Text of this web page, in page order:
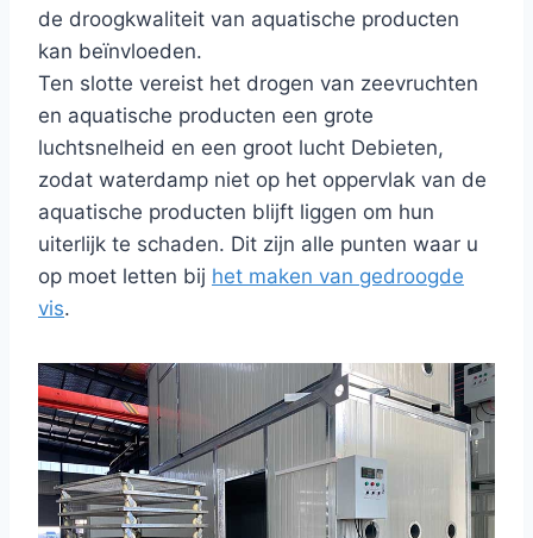
de droogkwaliteit van aquatische producten
kan beïnvloeden.
Ten slotte vereist het drogen van zeevruchten
en aquatische producten een grote
luchtsnelheid en een groot lucht Debieten,
zodat waterdamp niet op het oppervlak van de
aquatische producten blijft liggen om hun
uiterlijk te schaden. Dit zijn alle punten waar u
op moet letten bij het maken van gedroogde
vis.